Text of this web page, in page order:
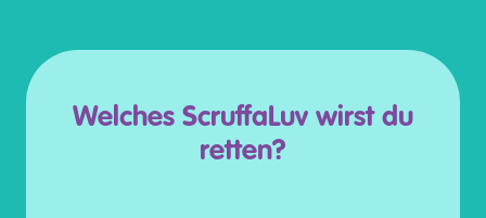
Welches ScruffaLuv wirst du
retten?